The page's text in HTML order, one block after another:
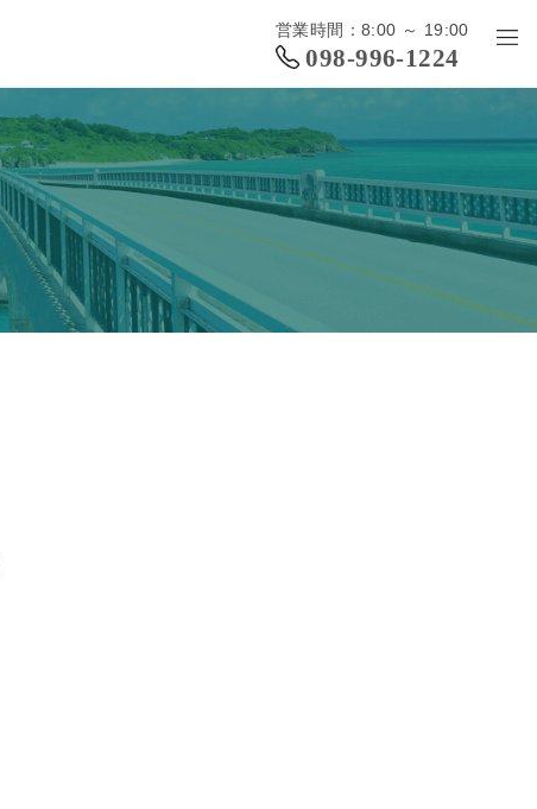
営業時間：8:00 ～ 19:00
098-996-1224